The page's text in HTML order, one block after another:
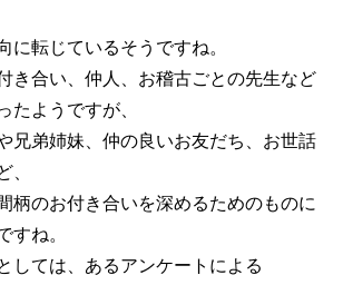
に転じているそうですね。
き合い、仲人、お稽古ごとの先生など
たようですが、
兄弟姉妹、仲の良いお友だち、お世話
、
柄のお付き合いを深めるためのものに
すね。
しては、あるアンケートによる